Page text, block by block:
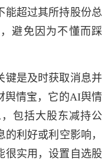
能超过其所持股份总
避免因为不懂而踩
键是及时获取消息并
舆情宝，它的AI舆情
包括大股东减持公
利好或利空影响，
很实用，设置自选股